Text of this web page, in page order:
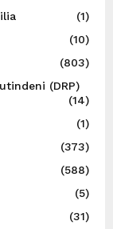
(1)
(10)
(803)
(DRP)
(14)
(1)
(373)
(588)
(5)
(31)